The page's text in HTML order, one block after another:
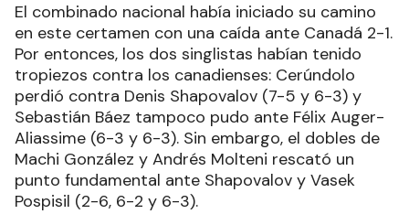
El combinado nacional había iniciado su camino
en este certamen con una caída ante Canadá 2-1.
Por entonces, los dos singlistas habían tenido
tropiezos contra los canadienses: Cerúndolo
perdió contra Denis Shapovalov (7-5 y 6-3) y
Sebastián Báez tampoco pudo ante Félix Auger-
Aliassime (6-3 y 6-3). Sin embargo, el dobles de
Machi González y Andrés Molteni rescató un
punto fundamental ante Shapovalov y Vasek
Pospisil (2-6, 6-2 y 6-3).